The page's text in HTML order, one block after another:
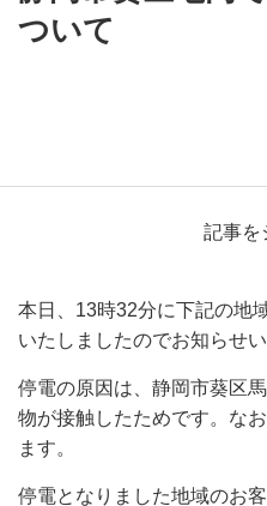
ついて
記事を
本日、13時32分に下記の地
いたしましたのでお知らせい
停電の原因は、静岡市葵区
物が接触したためです。な
ます。
停電となりました地域のお